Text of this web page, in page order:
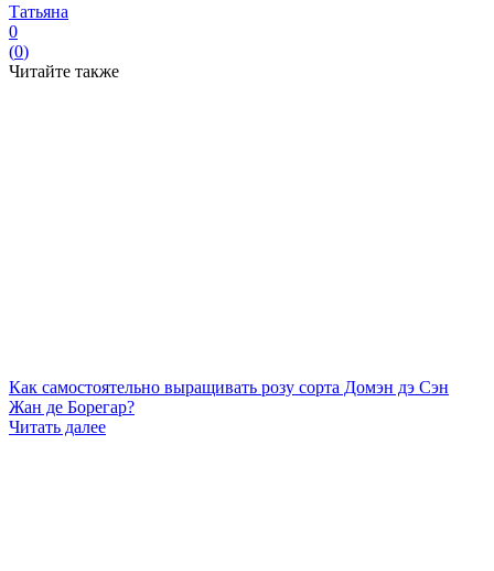
Татьяна
0
(0)
Читайте также
Как самостоятельно выращивать розу сорта Домэн дэ Сэн
Жан де Борегар?
Читать далее